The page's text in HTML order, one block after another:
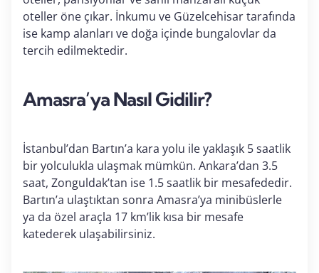
oteller öne çıkar. İnkumu ve Güzelcehisar tarafında
ise kamp alanları ve doğa içinde bungalovlar da
tercih edilmektedir.
Amasra’ya Nasıl Gidilir?
İstanbul’dan Bartın’a kara yolu ile yaklaşık 5 saatlik
bir yolculukla ulaşmak mümkün. Ankara’dan 3.5
saat, Zonguldak’tan ise 1.5 saatlik bir mesafededir.
Bartın’a ulaştıktan sonra Amasra’ya minibüslerle
ya da özel araçla 17 km’lik kısa bir mesafe
katederek ulaşabilirsiniz.